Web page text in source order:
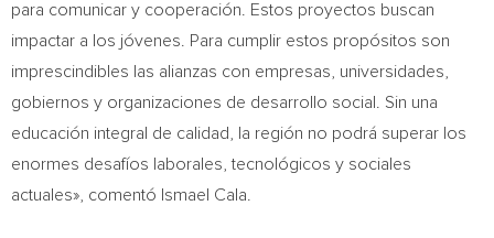
para comunicar y cooperación. Estos proyectos buscan
impactar a los jóvenes. Para cumplir estos propósitos son
imprescindibles las alianzas con empresas, universidades,
gobiernos y organizaciones de desarrollo social. Sin una
educación integral de calidad, la región no podrá superar los
enormes desafíos laborales, tecnológicos y sociales
actuales», comentó Ismael Cala